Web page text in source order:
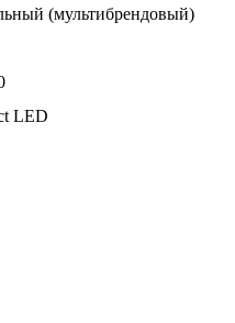
(мультибрендовый)
LED